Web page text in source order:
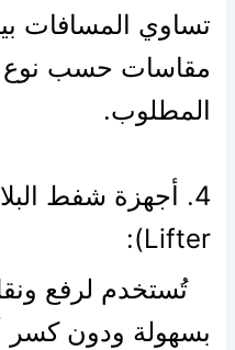
تساوي المسافات
مقاسات حسب نوع
المطلوب.
Lifter):
تُستخدم لرفع
بسهولة ودون